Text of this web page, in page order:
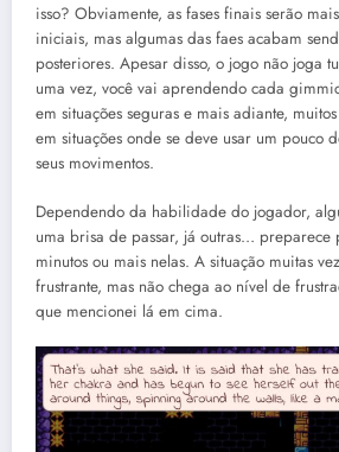
isso? Obviamente, as fases finais serão
iniciais, mas algumas das faes acabam
posteriores. Apesar disso, o jogo não joga
uma vez, você vai aprendendo cada
em situações seguras e mais adiante,
em situações onde se deve usar um pouco
seus movimentos.
Dependendo da habilidade do jogador,
uma brisa de passar, já outras…
minutos ou mais nelas. A situação muitas
frustrante, mas não chega ao nível de
que mencionei lá em cima.